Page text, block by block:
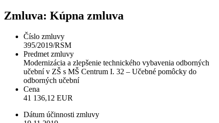
Zmluva: Kúpna zmluva
Číslo zmluvy
395/2019/RSM
Predmet zmluvy
Modernizácia a zlepšenie technického vybavenia odborných
učební v ZŠ s MŠ Centrum I. 32 – Učebné pomôcky do
odborných učební
Cena
41 136,12 EUR
Dátum účinnosti zmluvy